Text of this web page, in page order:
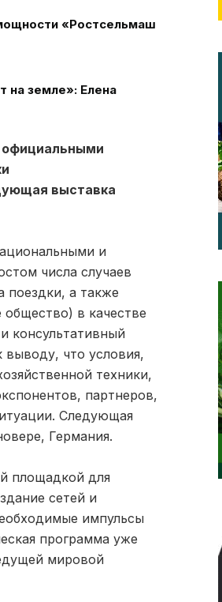
«Ростсельмаш
на земле»: Елена
официальными
выставка
и
числа случаев
поездки, а также
в качестве
консультативный
что условия,
техники,
партнеров,
Следующая
Германия.
площадкой для
сетей и
импульсы
программа уже
мировой